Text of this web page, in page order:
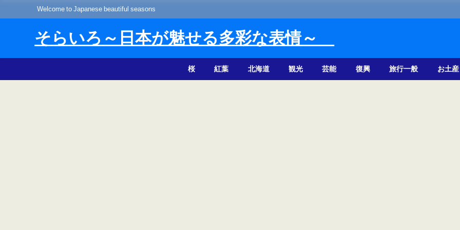
Welcome to Japanese beautiful seasons
そらいろ～日本が魅せる多彩な表情～
桜 紅葉 北海道 観光 芸能 復興 旅行一般 お土